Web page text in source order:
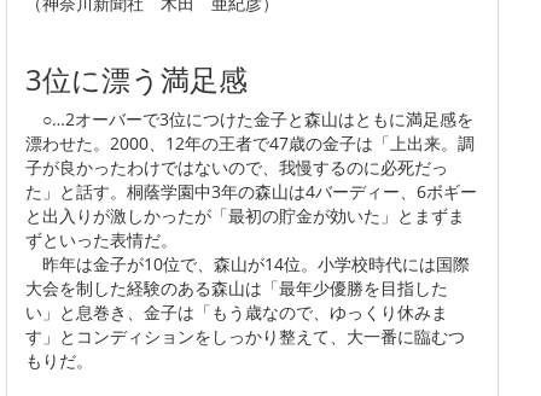
3位に漂う満足感
○…2オーバーで3位につけた金子と森山はともに満足感を
漂わせた。2000、12年の王者で47歳の金子は「上出来。調
子が良かったわけではないので、我慢するのに必死だっ
た」と話す。桐蔭学園中3年の森山は4バーディー、6ボギー
と出入りが激しかったが「最初の貯金が効いた」とまずま
ずといった表情だ。
昨年は金子が10位で、森山が14位。小学校時代には国際
大会を制した経験のある森山は「最年少優勝を目指した
い」と息巻き、金子は「もう歳なので、ゆっくり休みま
す」とコンディションをしっかり整えて、大一番に臨むつ
もりだ。